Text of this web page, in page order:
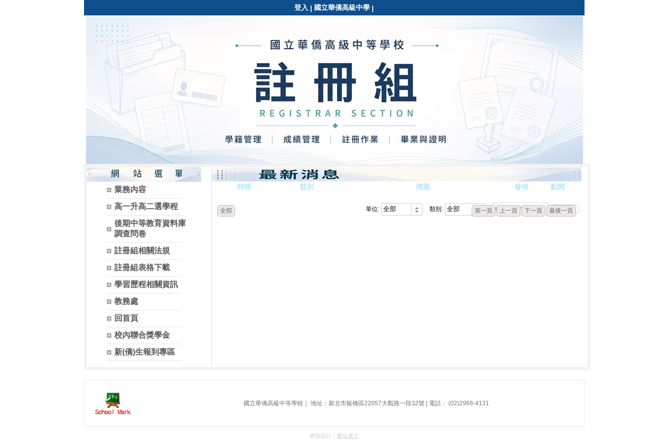
登入 | 國立華僑高級中學 |
業務內容
高一升高二選學程
後期中等教育資料庫
調查問卷
註冊組相關法規
註冊組表格下載
學習歷程相關資訊
教務處
回首頁
校內聯合獎學金
新(僑)生報到專區
單位: 類別:
時間 類別 標題 發佈 點閱
全部 第一頁 上一頁 下一頁 最後一頁
國立華僑高級中等學校｜ 地址：新北市板橋區22057大觀路一段32號 | 電話： (02)2968-4131
網頁設計： 數位果子